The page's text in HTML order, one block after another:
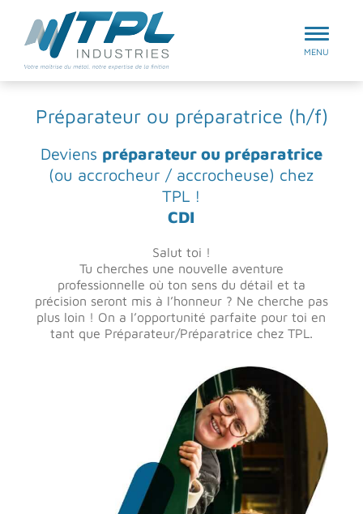
TPL Industries
MENU
Préparateur ou préparatrice (h/f)
Deviens préparateur ou préparatrice
(ou accrocheur / accrocheuse) chez
TPL !
CDI
Salut toi !
Tu cherches une nouvelle aventure
professionnelle où ton sens du détail et ta
précision seront mis à l’honneur ? Ne cherche pas
plus loin ! On a l’opportunité parfaite pour toi en
tant que Préparateur/Préparatrice chez TPL.